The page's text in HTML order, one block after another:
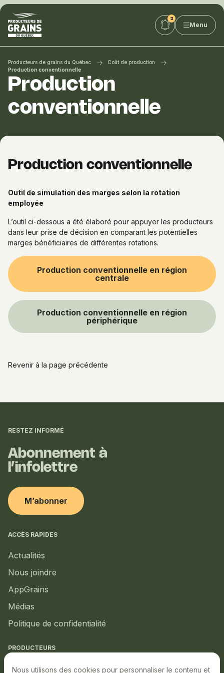
Producteurs
de
grains
du
Québec
:
PGQ
Menu
Producteurs de grains du Québec
Coût de production
Production conventionnelle
Production
conventionnelle
Production conventionnelle
Outil de simulation des marges selon la rotation
employée
L’outil ci-dessous a été élaboré pour appuyer les producteurs
dans leur prise de décision en comparant les potentielles
marges bénéficiaires de différentes rotations.
Production conventionnelle en région
centrale
Production conventionnelle en région
périphérique
Revenir à la page précédente
complémentaires
RESTEZ INFORMÉ
Abonnement à
l’infolettre
M’abonner
ACCÈS RAPIDES
Actualités
Nous joindre
AppGrains
Médias
Politique de confidentialité
PRODUCTEURS
Marché local
Nous utilisons des cookies pour personnaliser le contenu et